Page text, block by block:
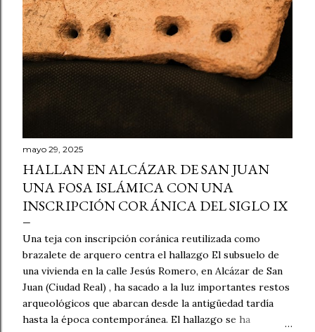
s
mayo 29, 2025
HALLAN EN ALCÁZAR DE SAN JUAN
UNA FOSA ISLÁMICA CON UNA
INSCRIPCIÓN CORÁNICA DEL SIGLO IX
Una teja con inscripción coránica reutilizada como
brazalete de arquero centra el hallazgo El subsuelo de
una vivienda en la calle Jesús Romero, en Alcázar de San
Juan (Ciudad Real) , ha sacado a la luz importantes restos
arqueológicos que abarcan desde la antigüedad tardía
hasta la época contemporánea. El hallazgo se ha